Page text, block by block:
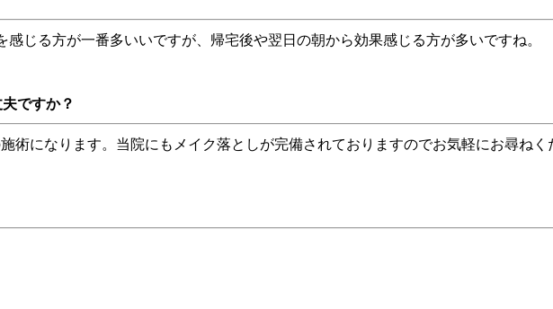
じる方が一番多いいですが、帰宅後や翌日の朝から効果感じる方が多いですね。
ですか？
になります。当院にもメイク落としが完備されておりますのでお気軽にお尋ねく